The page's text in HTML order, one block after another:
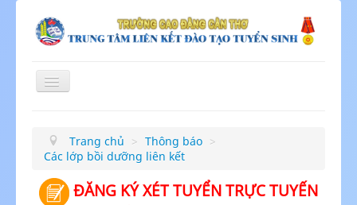
Toggle
Trang chủ > Thông báo >
Các lớp bồi dưỡng liên kết
ĐĂNG KÝ XÉT TUYỂN TRỰC TUYẾN